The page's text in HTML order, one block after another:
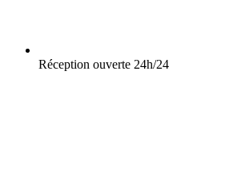
Réception ouverte 24h/24